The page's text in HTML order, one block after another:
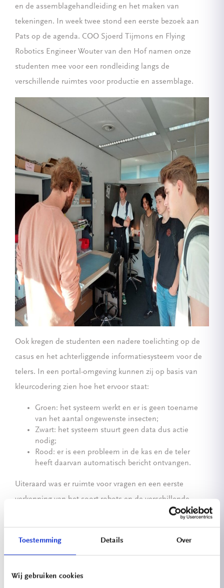
Toestemming Details Over
Wij gebruiken cookies
en de assemblagehandleiding en het maken van
tekeningen. In week twee stond een eerste bezoek aan
Pats op de agenda. COO Sjoerd Tijmons en Flying
Robotics Engineer Wouter van den Hof namen onze
studenten mee voor een rondleiding langs de
verschillende ruimtes voor productie en assemblage.
Ook kregen de studenten een nadere toelichting op de
casus en het achterliggende informatiesysteem voor de
telers. In een portal-omgeving kunnen zij op basis van
kleurcodering zien hoe het ervoor staat:
Groen: het systeem werkt en er is geen toename
van het aantal ongewenste insecten;
Zwart: het systeem stuurt geen data dus actie
nodig;
Rood: er is een probleem in de kas en de teler
heeft daarvan automatisch bericht ontvangen.
Uiteraard was er ruimte voor vragen en een eerste
verkenning van het soort robots en de verschillende
benodigde end-effectors en grippers. In de lessen van
docent Gerie Bosman gaan de studenten aan de slag
met het zelf ontwerpen en prototypen van deze
omgeving van de robot en eventuele andere benodigde